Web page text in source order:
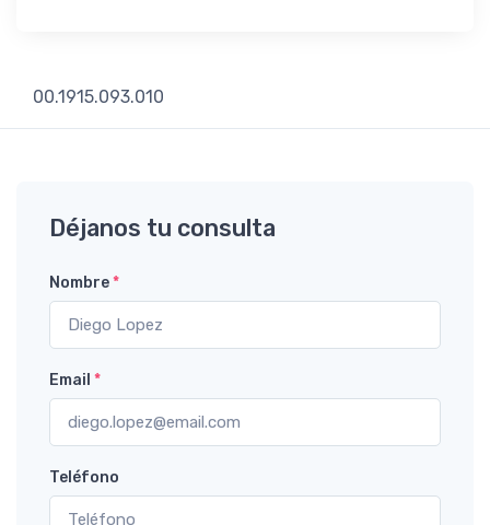
00.1915.093.010
Déjanos tu consulta
Nombre*
Email *
Teléfono